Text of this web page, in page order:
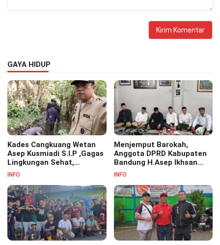
GAYA HIDUP
Kades Cangkuang Wetan
Asep Kusmiadi S.I.P ,Gagas
Lingkungan Sehat,
Bersihkan Saluran Air di RW
INFO
Menjemput Barokah,
Anggota DPRD Kabupaten
Bandung H.Asep Ikhsan
S.Pd.M.M Hadiri Haul Akbar
Pesantren Cipasung.
INFO